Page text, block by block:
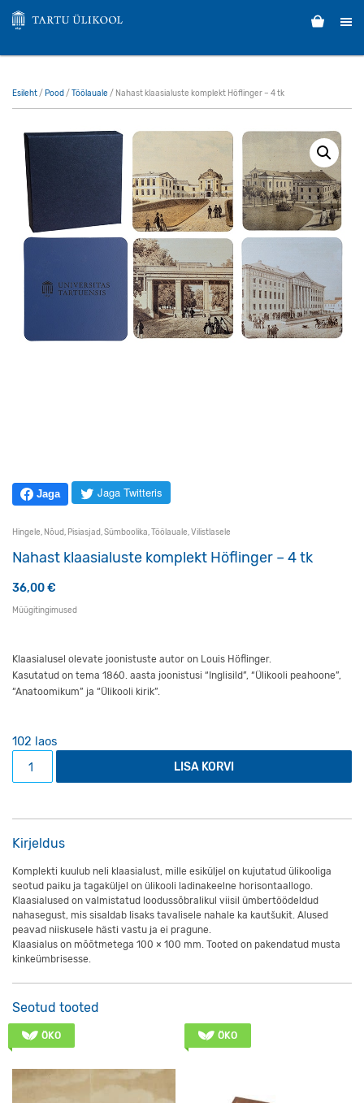
Esileht/ Pood / Töölauale / Nahast klaasialuste komplekt Höflinger – 4 tk
Jaga Jaga Twitteris
Hingele, Nõud, Pisiasjad,Sümboolika,Töölauale,Vilistlasele
Nahast klaasialuste komplekt Höflinger – 4 tk
36,00€
Müügitingimused
Klaasialusel olevate joonistuste autor on Louis Höflinger.
Kasutatud on tema 1860. aasta joonistusi “Inglisild”, “Ülikooli peahoone”,
“Anatoomikum” ja “Ülikooli kirik”.
102 laos
Nahast klaasialuste komplekt Höflinger - 4 tk kogus
LISA KORVI
Kirjeldus
Komplekti kuulub neli klaasialust, mille esiküljel on kujutatud ülikooliga
seotud paiku ja tagaküljel on ülikooli ladinakeelne horisontaallogo.
Klaasialused on valmistatud loodussõbralikul viisil ümbertöödeldud
nahasegust, mis sisaldab lisaks tavalisele nahale ka kautšukit. Alused
peavad niiskusele hästi vastu ja ei pragune.
Klaasialus on mõõtmetega 100 × 100 mm. Tooted on pakendatud musta
kinkeümbrisesse.
Seotud tooted
ÖKO ÖKO